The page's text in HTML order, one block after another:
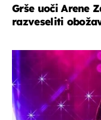
Grše uoči Arene
razveseliti